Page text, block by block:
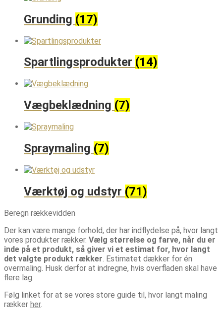
Grunding (17)
Spartlingsprodukter (14)
Vægbeklædning (7)
Spraymaling (7)
Værktøj og udstyr (71)
Beregn rækkevidden
Der kan være mange forhold, der har indflydelse på, hvor langt
vores produkter rækker. Vælg størrelse og farve, når du er
inde på et produkt, så giver vi et estimat for, hvor langt
det valgte produkt rækker . Estimatet dækker for én
overmaling. Husk derfor at indregne, hvis overfladen skal have
flere lag.
Følg linket for at se vores store guide til, hvor langt maling
rækker her.